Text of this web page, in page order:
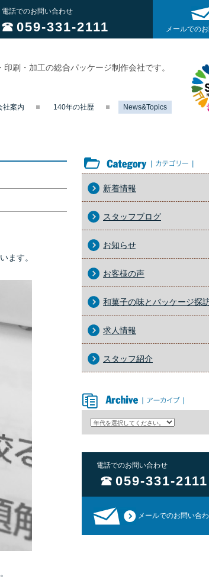
電話でのお問い合わせ
059-331-2111 メールでの
刷・加工の総合パッケージ制作会社です。
社案内 140年の社歴 News&Topics
ます。
カテゴリー
新着情報
スタッフブログ
お知らせ
お客様の声
和菓子の味とパッケージ探
求人情報
スタッフ紹介
アーカイブ
電話でのお問い合わせ
059-331-2111
メールでのお問い合